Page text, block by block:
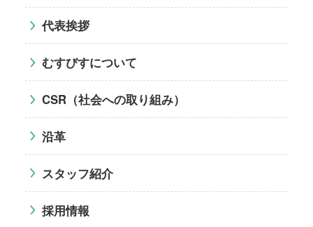
代表挨拶
むすびすについて
CSR（社会への取り組み）
沿革
スタッフ紹介
採用情報